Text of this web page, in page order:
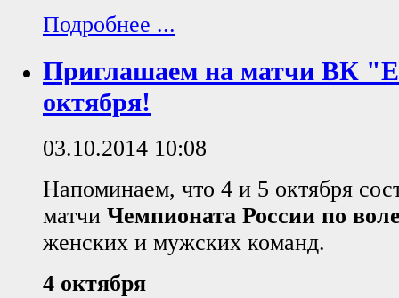
Подробнее ...
Приглашаем на матчи ВК
октября!
03.10.2014 10:08
Напоминаем, что 4 и 5 октября
матчи Чемпионата России по
женских и мужских команд.
4 октября